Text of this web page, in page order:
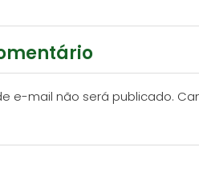
e-mail não será publicado.